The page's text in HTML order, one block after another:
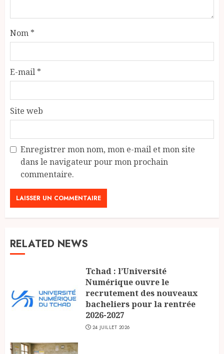
Nom *
E-mail *
Site web
Enregistrer mon nom, mon e-mail et mon site
dans le navigateur pour mon prochain
commentaire.
RELATED NEWS
Tchad : l’Université
Numérique ouvre le
recrutement des nouveaux
bacheliers pour la rentrée
2026-2027
24 JUILLET 2026